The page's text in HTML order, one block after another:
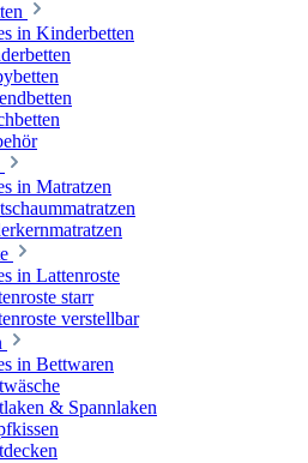
in Kinderbetten
in Matratzen
in Lattenroste
starr
verstellbar
in Bettwaren
& Spannlaken